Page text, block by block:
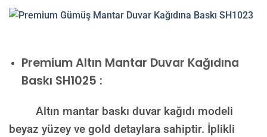
PremiumAltın Mantar Duvar Kağıdına
Baskı SH1025 :
Altın mantar baskı duvar kağıdı modeli
beyaz yüzey ve gold detaylara sahiptir. İplikli